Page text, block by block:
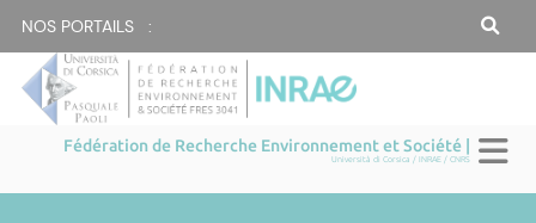
NOS PORTAILS :
Fédération de Recherche Environnement et Société |
Università di Corsica / INRAE / CNRS